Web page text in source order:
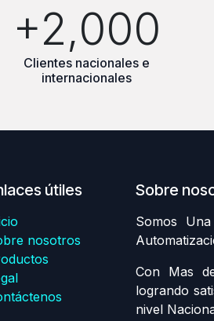
+2,000
Clientes nacionales e
internacionales
útiles
nosotros
Sobre
Somos
Con Mas
logrando
nivel